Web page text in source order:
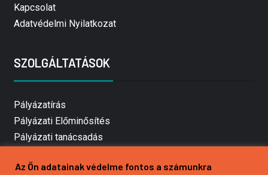
Kapcsolat
Adatvédelmi Nyilatkozat
SZOLGÁLTATÁSOK
Pályázatírás
Pályázati Előminősítés
Pályázati tanácsadás
Mezőgazdasági pályázatírás
Az Ön adatainak védelme fontos a számunkra